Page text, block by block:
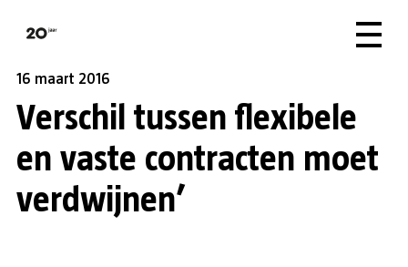
16 maart 2016
Verschil tussen flexibele
en vaste contracten moet
verdwijnen’